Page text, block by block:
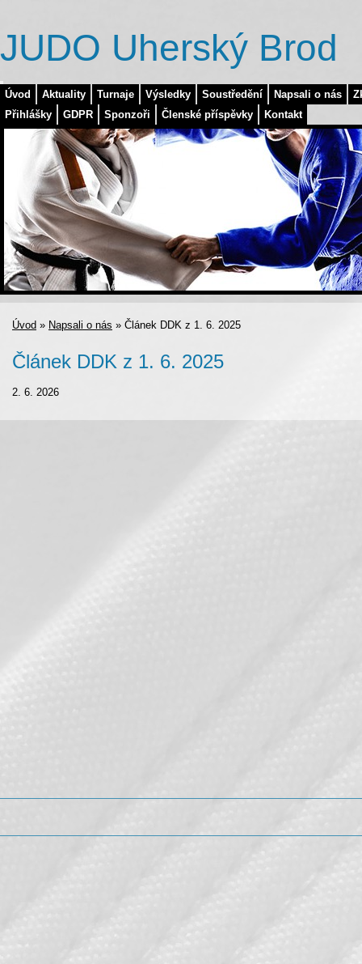
Úvod Aktuality Turnaje Výsledky Soustředění Napsali o nás
Přihlášky
GDPR Sponzoři Členské příspěvky Kontakt
JUDO Uherský Brod
Úvod » Napsali o nás » Článek DDK z 1. 6. 2025
Článek DDK z 1. 6. 2025
2. 6. 2026